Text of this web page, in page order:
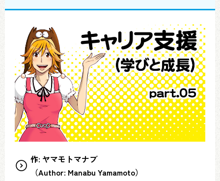
作: ヤマモトマナブ
（Author: Manabu Yamamoto）